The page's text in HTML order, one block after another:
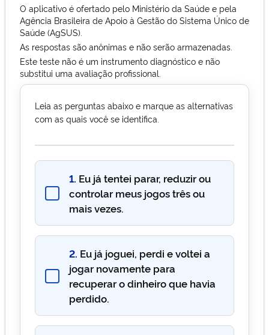
O aplicativo é ofertado pelo Ministério da Saúde e pela
Agência Brasileira de Apoio à Gestão do Sistema Único de
Saúde (AgSUS).
As respostas são anônimas e não serão armazenadas.
Este teste não é um instrumento diagnóstico e não
substitui uma avaliação profissional.
Leia as perguntas abaixo e marque as alternativas
com as quais você se identifica.
1. Eu já tentei parar, reduzir ou
controlar meus jogos três ou
mais vezes.
2. Eu já joguei, perdi e voltei a
jogar novamente para
recuperar o dinheiro que havia
perdido.